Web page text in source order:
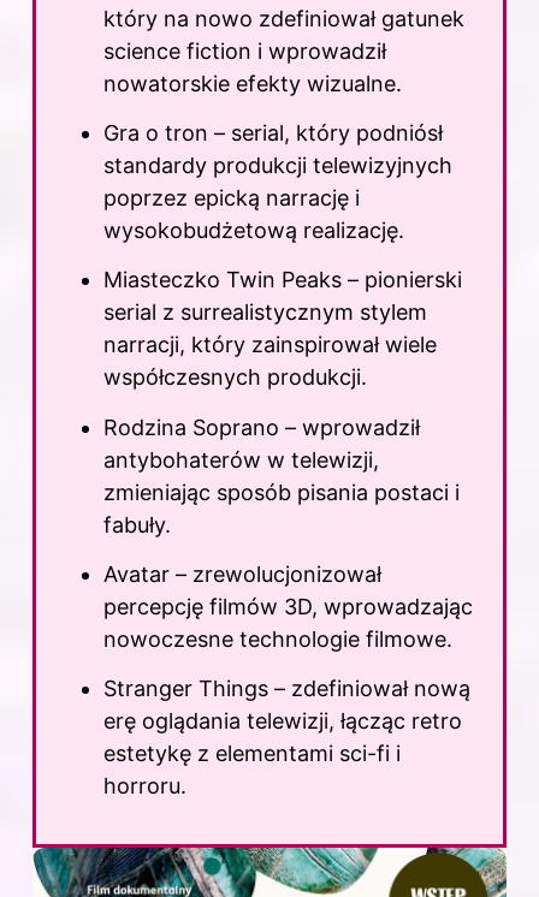
który na nowo zdefiniował gatunek
science fiction i wprowadził
nowatorskie efekty wizualne.
Gra o tron – serial, który podniósł
standardy produkcji telewizyjnych
poprzez epicką narrację i
wysokobudżetową realizację.
Miasteczko Twin Peaks – pionierski
serial z surrealistycznym stylem
narracji, który zainspirował wiele
współczesnych produkcji.
Rodzina Soprano – wprowadził
antybohaterów w telewizji,
zmieniając sposób pisania postaci i
fabuły.
Avatar – zrewolucjonizował
percepcję filmów 3D, wprowadzając
nowoczesne technologie filmowe.
Stranger Things – zdefiniował nową
erę oglądania telewizji, łącząc retro
estetykę z elementami sci-fi i
horroru.